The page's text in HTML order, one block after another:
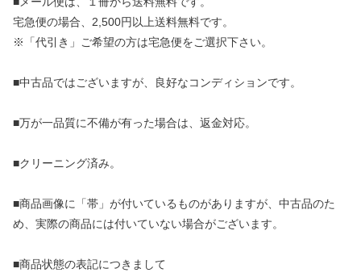
宅急便の場合、2,500円以上送料無料です。
※「代引き」ご希望の方は宅急便をご選択下さい。
■中古品ではございますが、良好なコンディションです。
■万が一品質に不備が有った場合は、返金対応。
■クリーニング済み。
■商品画像に「帯」が付いているものがありますが、中古品のた
め、実際の商品には付いていない場合がございます。
■商品状態の表記につきまして